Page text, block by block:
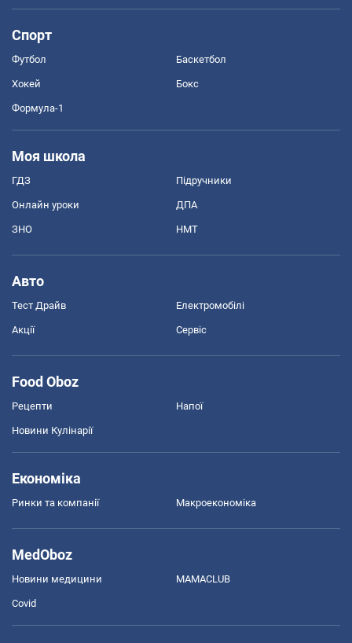
Спорт
Футбол Баскетбол
Хокей Бокс
Формула-1
Моя школа
ГДЗ Підручники
Онлайн уроки ДПА
ЗНО НМТ
Авто
Тест Драйв Електромобілі
Акції Сервіс
Food Oboz
Рецепти Напої
Новини Кулінарії
Економіка
Ринки та компанії Макроекономіка
MedOboz
Новини медицини MAMACLUB
Covid